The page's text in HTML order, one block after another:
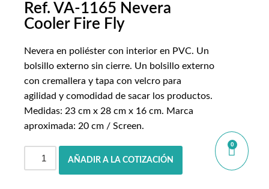
0
Ref. VA-1165 Nevera
Cooler Fire Fly
Nevera en poliéster con interior en PVC. Un
bolsillo externo sin cierre. Un bolsillo externo
con cremallera y tapa con velcro para
agilidad y comodidad de sacar los productos.
Medidas: 23 cm x 28 cm x 16 cm. Marca
aproximada: 20 cm / Screen.
AÑADIR A LA COTIZACIÓN